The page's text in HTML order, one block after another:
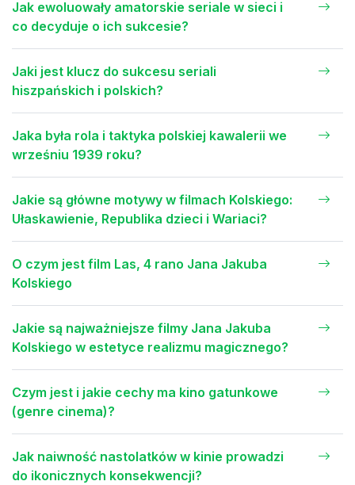
Jak ewoluowały amatorskie seriale w sieci i
co decyduje o ich sukcesie?
Jaki jest klucz do sukcesu seriali
hiszpańskich i polskich?
Jaka była rola i taktyka polskiej kawalerii we
wrześniu 1939 roku?
Jakie są główne motywy w filmach Kolskiego:
Ułaskawienie, Republika dzieci i Wariaci?
O czym jest film Las, 4 rano Jana Jakuba
Kolskiego
Jakie są najważniejsze filmy Jana Jakuba
Kolskiego w estetyce realizmu magicznego?
Czym jest i jakie cechy ma kino gatunkowe
(genre cinema)?
Jak naiwność nastolatków w kinie prowadzi
do ikonicznych konsekwencji?